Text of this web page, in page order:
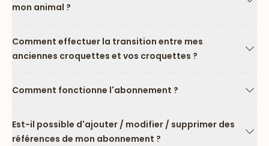
mon animal ?
Comment effectuer la transition entre mes
anciennes croquettes et vos croquettes ?
Comment fonctionne l'abonnement ?
Est-il possible d'ajouter / modifier / supprimer des
références de mon abonnement ?